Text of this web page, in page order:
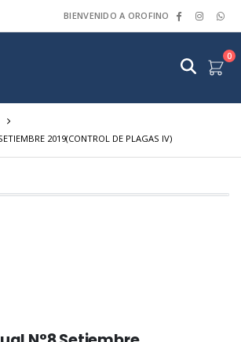
BIENVENIDO A OROFINO
0
2019(CONTROL DE PLAGAS IV)